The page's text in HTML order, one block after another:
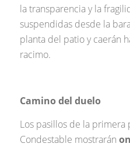
la transparencia y la
suspendidas desde la
planta del patio y caerán
racimo.
Camino del duelo
Los pasillos de la primera
Condestable mostrarán